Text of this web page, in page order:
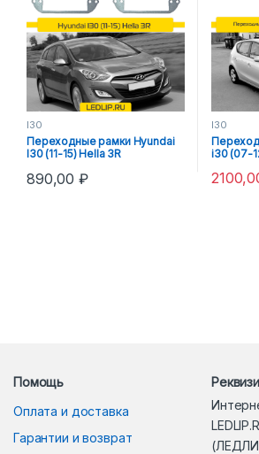
I30
Переходные рамки Hyundai
I30 (11-15) Hella 3R
890,00₽
I30
i30 (07-
Помощь
Оплата и доставка
Гарантии и возврат